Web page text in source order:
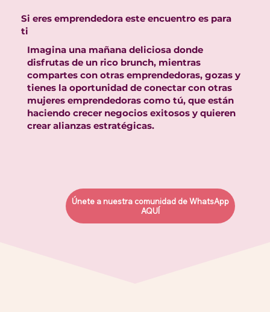
Si eres emprendedora este encuentro es para
ti
Imagina una mañana deliciosa donde
disfrutas de un rico brunch, mientras
compartes con otras emprendedoras, gozas y
tienes la oportunidad de conectar con otras
mujeres emprendedoras como tú, que están
haciendo crecer negocios exitosos y quieren
crear alianzas estratégicas.
Únete a nuestra comunidad de WhatsApp
AQUÍ